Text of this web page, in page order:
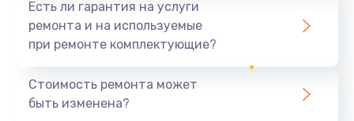
1095 руб.
Заказать
Замена термопасты
Есть ли гарантия на услуги
ремонта и на используемые
при ремонте комплектующие?
Стоимость ремонта может
быть изменена?